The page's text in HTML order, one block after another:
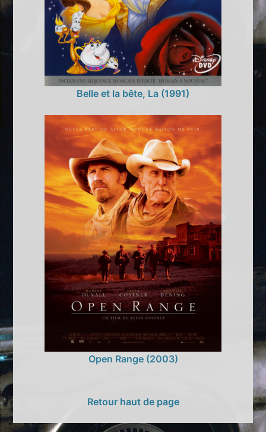
Belle et la bête, La (1991)
Open Range (2003)
Retour haut de page